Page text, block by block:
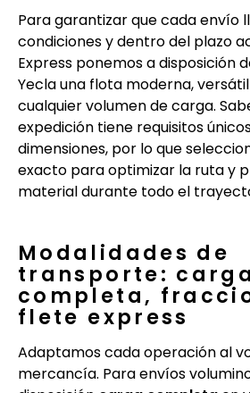
Para garantizar que cada envío
condiciones y dentro del plazo
Express ponemos a disposición
Yecla una flota moderna,
cualquier volumen de carga.
expedición tiene requisitos
dimensiones, por lo que
exacto para optimizar la ruta y
material durante todo el
Modalidades de
transporte: carga
completa,
flete express
Adaptamos cada operación al
mercancía. Para envíos